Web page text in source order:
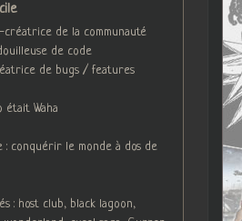
créatrice de la communauté
de code
de bugs / features
était Waha
: conquérir le monde à dos de
: host club, black lagoon,